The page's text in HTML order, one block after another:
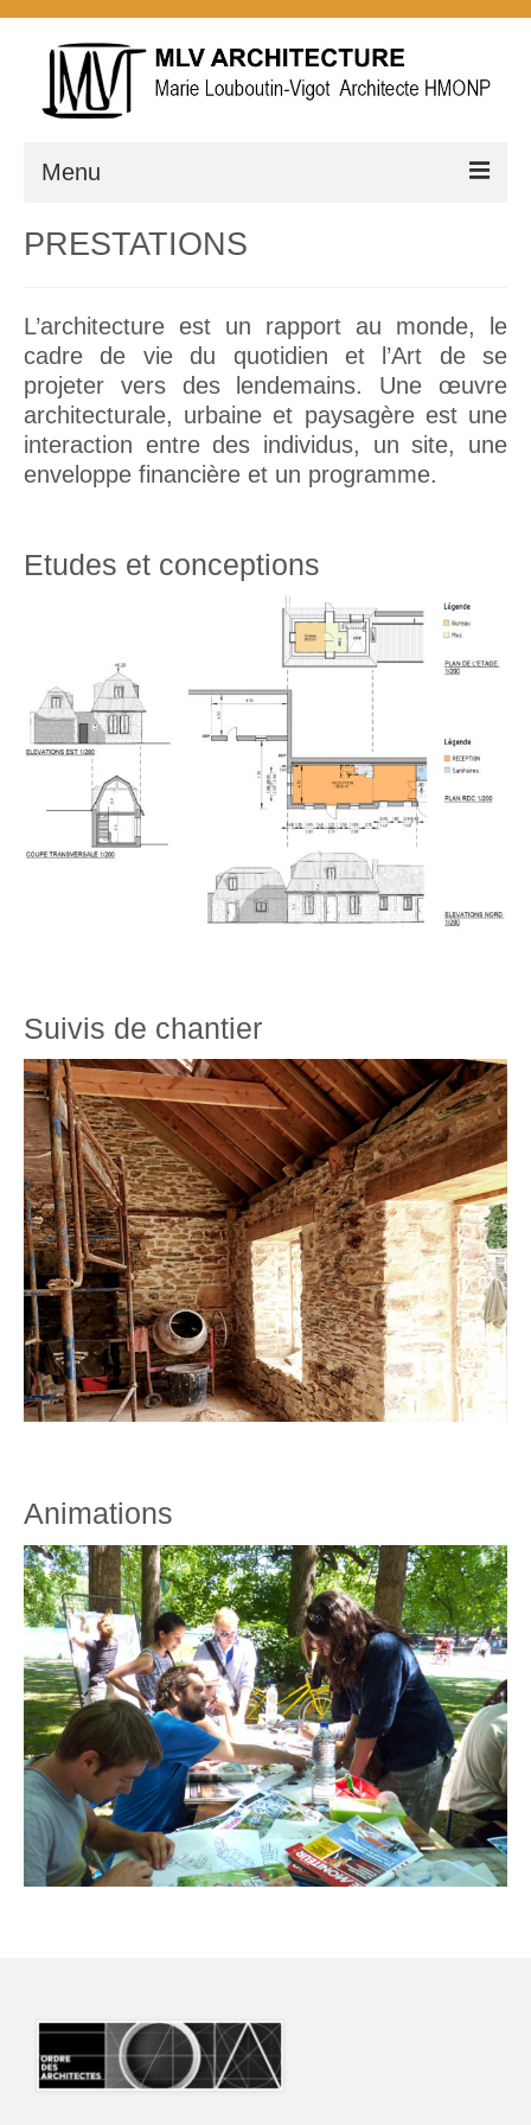
Menu
ACCUEIL
Études / conceptions
Suivis de chantiers
La maison au bout du monde
La longère d’une petite Écosse
Animations
PARCOURS
CONTACT
BLOG
Articles
PRESTATIONS
L’architecture est un rapport au monde, le
cadre de vie du quotidien et l’Art de se
projeter vers des lendemains. Une œuvre
architecturale, urbaine et paysagère est une
interaction entre des individus, un site, une
enveloppe financière et un programme.
Etudes et conceptions
Suivis de chantier
Animations